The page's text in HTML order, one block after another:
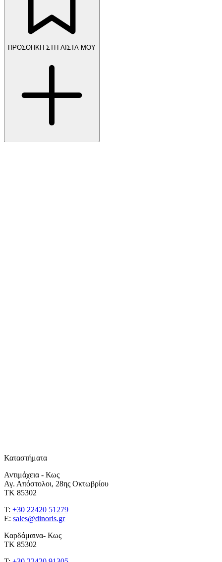
ΠΡΟΣΘΗΚΗ ΣΤΗ ΛΙΣΤΑ ΜΟΥ
Καταστήματα
Αντιμάχεια - Κως
Αγ. Απόστολοι, 28ης Οκτωβρίου
ΤΚ 85302
T: +30 22420 51279
E: sales@dinoris.gr
Καρδάμαινα- Κως
ΤΚ 85302